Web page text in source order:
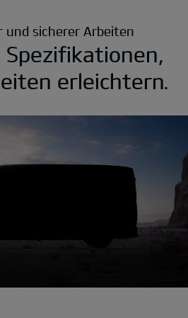
und sicherer Arbeiten
erleichtern.